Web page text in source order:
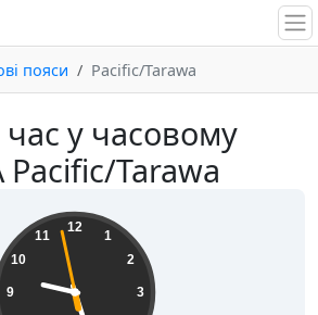
пояси Pacific/Tarawa
у часовому
Pacific/Tarawa
12
1
2
3
9
10
11